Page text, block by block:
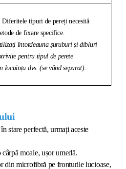
tipuri de pereți necesită
de fixare specifice.
întotdeauna șuruburi și dibluri
pentru tipul de perete
locuința dvs. (se vând separat).
stare perfectă, urmați aceste
moale, ușor umedă.
din microfibră pe fronturile lucioase,